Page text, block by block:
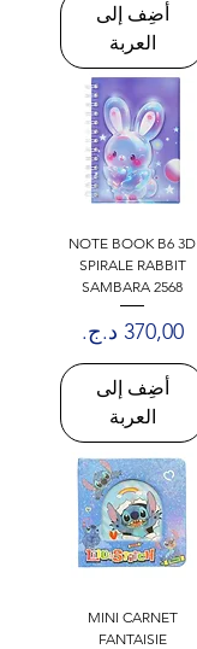
أضِف إلى
العربة
NOTE BOOK B6 3D
SPIRALE RABBIT
SAMBARA 2568
السعر‏370,00 د.ج.‏
أضِف إلى
العربة
MINI CARNET
FANTAISIE